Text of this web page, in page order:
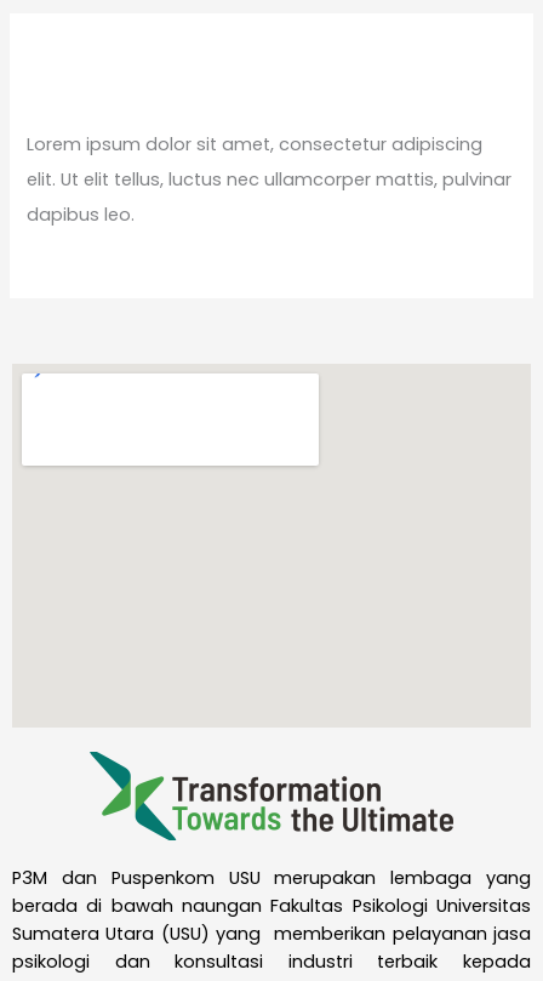
Lorem ipsum dolor sit amet, consectetur adipiscing
elit. Ut elit tellus, luctus nec ullamcorper mattis, pulvinar
dapibus leo.
P3M dan Puspenkom USU merupakan lembaga yang
berada di bawah naungan Fakultas Psikologi Universitas
Sumatera Utara (USU) yang memberikan pelayanan jasa
psikologi dan konsultasi industri terbaik kepada